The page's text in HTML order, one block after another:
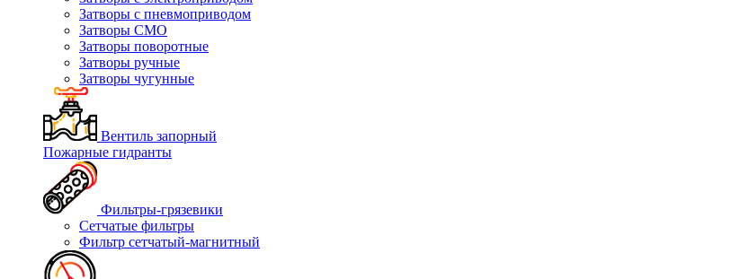
Затворы с пневмоприводом
Затворы СМО
Затворы поворотные
Затворы ручные
Затворы чугунные
Вентиль запорный
Пожарные гидранты
Фильтры-грязевики
Сетчатые фильтры
Фильтр сетчатый-магнитный